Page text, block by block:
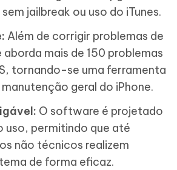
jailbreak ou uso do iTunes.
Além de corrigir problemas de
mais de 150 problemas
tornando-se uma ferramenta
geral do iPhone.
O software é projetado
uso, permitindo que até
não técnicos realizem
de forma eficaz.